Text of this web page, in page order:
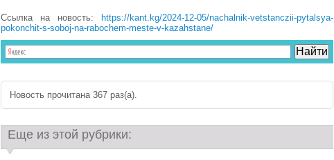
Ссылка на новость:
https://kant.kg/2024-12-05/nachalnik-vetstanczii-pytalsya-
pokonchit-s-soboj-na-rabochem-meste-v-kazahstane/
Новость прочитана 367 раз(a).
Еще из этой рубрики: